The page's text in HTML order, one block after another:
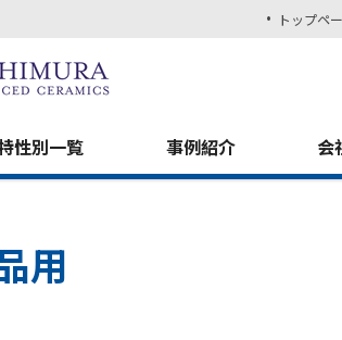
トップペ
性別一覧 事例紹介 会
用